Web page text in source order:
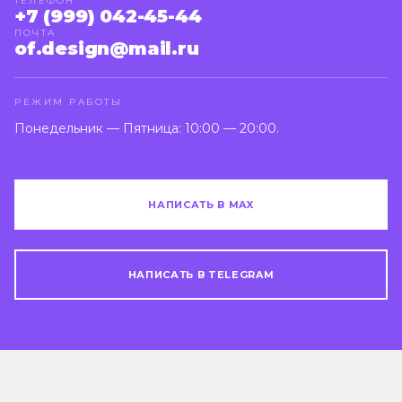
+7 (999) 042-45-44
ПОЧТА
of.design@mail.ru
РЕЖИМ РАБОТЫ
Понедельник — Пятница: 10:00 — 20:00.
НАПИСАТЬ В MAX
НАПИСАТЬ В TELEGRAM